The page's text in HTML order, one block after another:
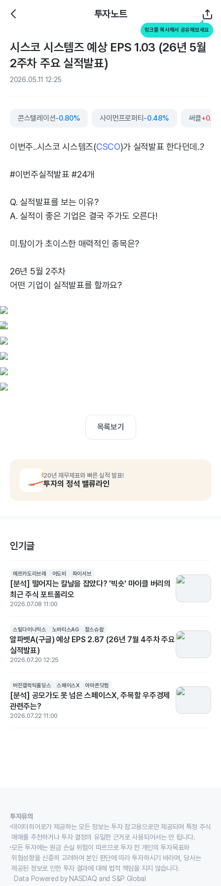
투자노트
링크를 복사해서 공유해보세요
시스코 시스템즈 예상 EPS 1.03 (26년 5월
2주차 주요 실적발표)
2026.05.11 12:25
콘스텔레이션-0.80% 사이먼프로퍼티 -0.48% 써클
이번주..시스코 시스템즈(CSCO)가 실적발표 한다던데..?
#이번주실적발표 #24개
Q. 실적발표를 보는 이유?
A. 실적이 좋은 기업은 결국 주가도 오른다!
미.탐이가 초이스한 매력적인 종목은?
26년 5월 2주차
어떤 기업이 실적발표를 할까요?
목록보기
20년 재무제표와 빠른 실적 발표!
투자의 정석 밸류라인
인기글
메르카도리브레 어도비 파이서브
[분석] 떨어지는 칼날을 잡았다? '빅숏' 마이클 버리의
최근 주식 포트폴리오
2026.07.08 11:00
스틸다이나믹스 노바티스AG 찰스슈왑
알파벳A(구글) 예상 EPS 2.87 (26년 7월 4주차 주요
실적발표)
2026.07.20 12:25
버진갤럭틱홀딩스 스페이스X 아마존닷컴
[분석] 공모가도 못 넘은 스페이스X, 주목할 우주경제
관련주는?
2026.07.22 11:00
투자유의
데이터히어로가 제공하는 모든 정보는 투자 참고용으로만 제공되며 특정 주식
매매를 추천하거나 투자 결정의 유일한 근거로 사용되어서는 안 됩니다.
모든 투자에는 원금 손실 위험이 따르므로 투자 전 개인의 투자목표와
위험성향을 신중히 고려하여 본인 판단에 따라 투자하시기 바라며, 당사는
제공된 정보로 인한 투자 결과에 대해 법적 책임을 지지 않습니다.
Data Powered by NASDAQ and S&P Global